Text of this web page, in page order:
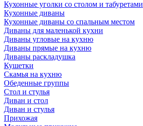
Кухонные уголки со столом и табуретами
Кухонные диваны
Кухонные диваны со спальным местом
Диваны для маленькой кухни
Диваны угловые на кухню
Диваны прямые на кухню
Диваны раскладушка
Кушетки
Скамья на кухню
Обеденные группы
Стол и стулья
Диван и стол
Диван и стулья
Прихожая